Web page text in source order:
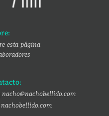
esta página
nacho@nachobellido.com
nachobellido.com